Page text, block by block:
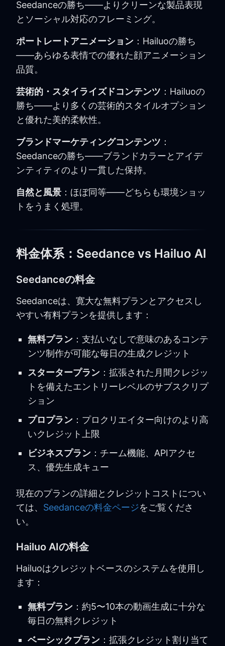
Seedanceの勝ち——よりクリーンな製品表現
とソーシャル対応のフレーミング。
ポートレートアニメーション ：Hailuoの勝ち
——あらゆる表情での優れた顔アニメーション
品質。
芸術的・スタイライズドコンテンツ ：Hailuoの
勝ち——より多くの芸術的スタイルオプション
と優れた美的柔軟性。
ブランドマーケティングコンテンツ ：
Seedanceの勝ち——ブランドカラーとアイデ
ンティティのより一貫した保持。
自然と風景 ：ほぼ同等——どちらも環境ショッ
トをうまく処理。
料金体系：Seedance vs Hailuo AI
Seedanceの料金
Seedanceは、寛大な無料プランとアクセスし
やすい有料プランを提供します：
無料プラン：支払いなしで意味のあるコンテ
ンツ制作が可能な毎日の生成クレジット
スタータープラン：拡張された月間クレジッ
トを備えたエントリーレベルのサブスクリプ
ション
プロプラン：プロクリエイター向けのより高
いクレジット上限
ビジネスプラン：チーム機能、APIアクセ
ス、優先生成キュー
現在のプランの詳細とクレジットコストについ
ては、 Seedanceの料金ページをご覧くださ
い。
Hailuo AIの料金
Hailuoはクレジットベースのシステムを使用し
ます：
無料プラン：約5〜10本の動画生成に十分な
毎日の無料クレジット
ベーシックプラン：拡張クレジット割り当て